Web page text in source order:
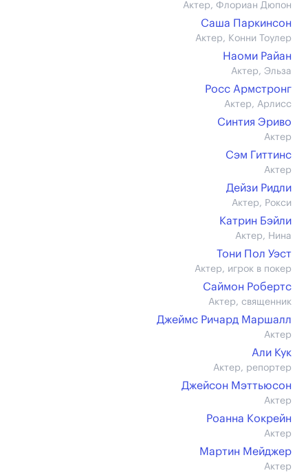
Актер, Флориан Дюпон
Саша Паркинсон
Актер, Конни Тоулер
Наоми Райан
Актер, Эльза
Росс Армстронг
Актер, Арлисс
Синтия Эриво
Актер
Сэм Гиттинс
Актер
Дейзи Ридли
Актер, Рокси
Катрин Бэйли
Актер, Нина
Тони Пол Уэст
Актер, игрок в покер
Саймон Робертс
Актер, священник
Джеймс Ричард Маршалл
Актер
Али Кук
Актер, репортер
Джейсон Мэттьюсон
Актер
Роанна Кокрейн
Актер
Мартин Мейджер
Актер